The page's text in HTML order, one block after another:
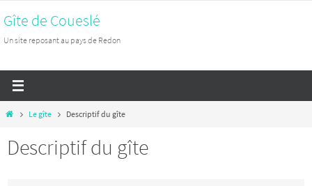
vers
le
Gîte de Coueslé
Un site reposant au pays de Redon
HomeLe gîte Descriptif du gîte
Descriptif du gîte